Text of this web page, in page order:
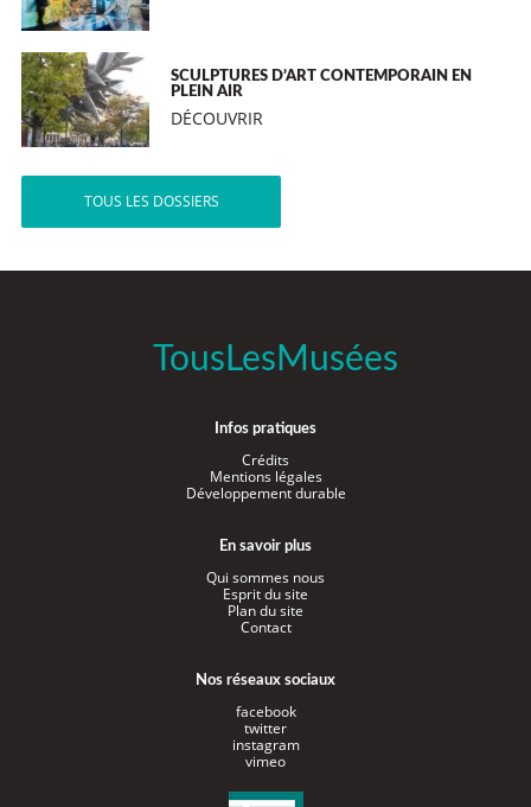
SCULPTURES D’ART CONTEMPORAIN EN
PLEIN AIR
DÉCOUVRIR
TOUS LES DOSSIERS
TousLesMusées
Infos pratiques
Crédits
Mentions légales
Développement durable
En savoir plus
Qui sommes nous
Esprit du site
Plan du site
Contact
Nos réseaux sociaux
facebook
twitter
instagram
vimeo